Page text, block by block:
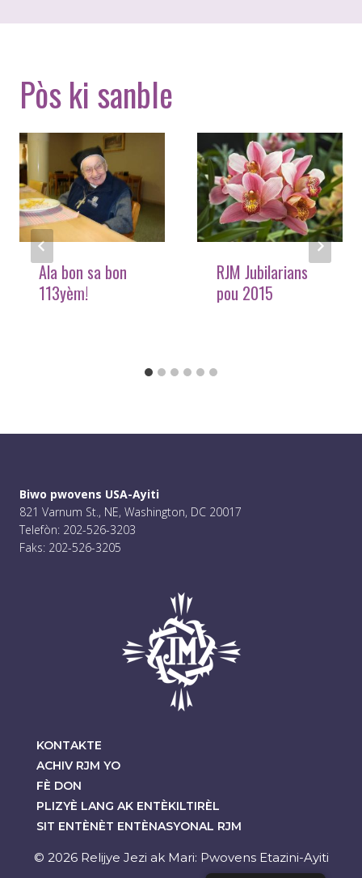
Pòs ki sanble
Ala bon sa bon
113yèm!
RJM Jubilarians
pou 2015
Biwo pwovens USA-Ayiti
821 Varnum St., NE, Washington, DC 20017
Telefòn: 202-526-3203
Faks: 202-526-3205
KONTAKTE
ACHIV RJM YO
FÈ DON
PLIZYÈ LANG AK ENTÈKILTIRÈL
SIT ENTÈNÈT ENTÈNASYONAL RJM
© 2026 Relijye Jezi ak Mari: Pwovens Etazini-Ayiti